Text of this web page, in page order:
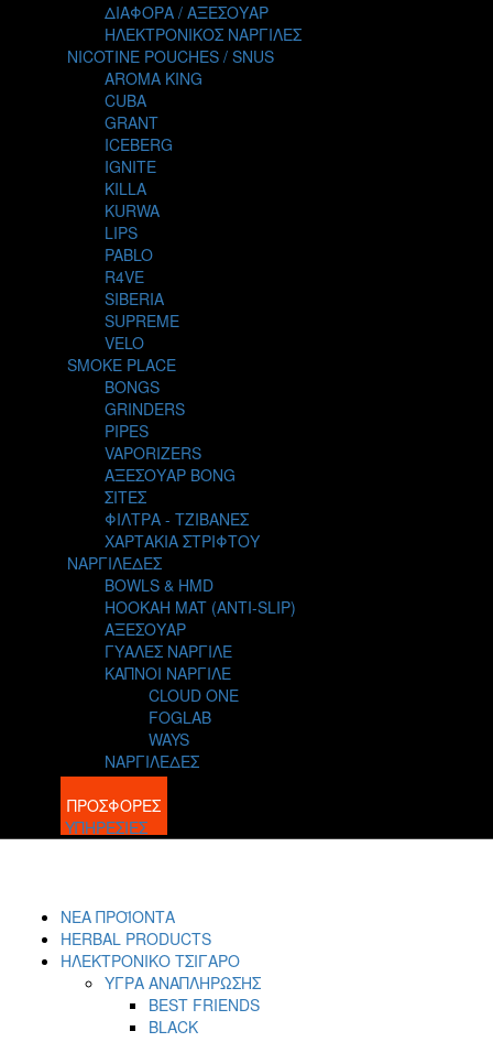
THE ALCHEMIST
THE SMOKER'S CLUB
TIKI MAHU
TWIST
VGOD
WILD ZOO
YETI
ΔΙΑΦΟΡΑ / ΑΞΕΣΟΥΑΡ
ΗΛΕΚΤΡΟΝΙΚΟΣ ΝΑΡΓΙΛΕΣ
NICOTINE POUCHES / SNUS
AROMA KING
CUBA
GRANT
ICEBERG
IGNITE
KILLA
KURWA
LIPS
PABLO
R4VE
SIBERIA
SUPREME
VELO
SMOKE PLACE
BONGS
GRINDERS
PIPES
VAPORIZERS
ΑΞΕΣΟΥΑΡ BONG
ΣΙΤΕΣ
ΦΙΛΤΡΑ - ΤΖΙΒΑΝΕΣ
ΧΑΡΤΑΚΙΑ ΣΤΡΙΦΤΟΥ
ΝΑΡΓΙΛΕΔΕΣ
BOWLS & HMD
HOOKAH MAT (ANTI-SLIP)
ΑΞΕΣΟΥΑΡ
ΓΥΑΛΕΣ ΝΑΡΓΙΛΕ
ΚΑΠΝΟΙ ΝΑΡΓΙΛΕ
CLOUD ONE
FOGLAB
WAYS
ΝΑΡΓΙΛΕΔΕΣ
BLOG
ΠΡΟΣΦΟΡΕΣ
ΥΠΗΡΕΣΙΕΣ
ΝΕΑ ΠΡΟΪΟΝΤΑ
HERBAL PRODUCTS
ΗΛΕΚΤΡΟΝΙΚΟ ΤΣΙΓΑΡΟ
ΥΓΡΑ ΑΝΑΠΛΗΡΩΣΗΣ
BEST FRIENDS
BLACK